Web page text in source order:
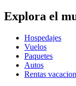
Explora el
Hospedajes
Vuelos
Paquetes
Autos
Rentas